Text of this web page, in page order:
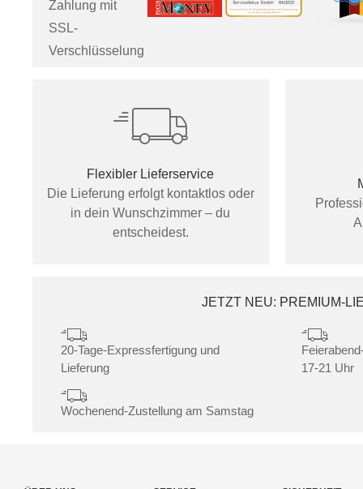
Zahlung mit
SSL-
Verschlüsselung
Flexibler Lieferservice
Die Lieferung erfolgt kontaktlos oder
in dein Wunschzimmer – du
entscheidest.
JETZT NEU: PREMIUM-
20-Tage-Expressfertigung und
Lieferung
17-21 Uhr
Wochenend-Zustellung am Samstag